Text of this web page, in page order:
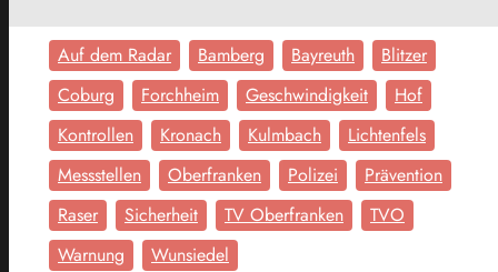
Auf dem Radar Bamberg Bayreuth
Blitzer
Coburg
Forchheim Geschwindigkeit
Hof
Kontrollen
Kronach Kulmbach
Lichtenfels
Messstellen
Oberfranken Polizei
Prävention
Raser
Sicherheit TV Oberfranken
TVO
Warnung
Wunsiedel